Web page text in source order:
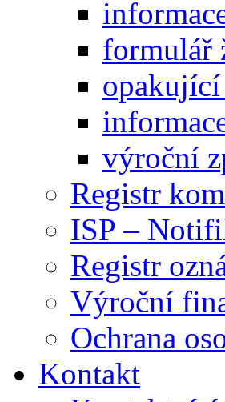
formulář
opakující
výroční
Registr
ISP –
Registr
Výroční
Ochrana
Kontakt